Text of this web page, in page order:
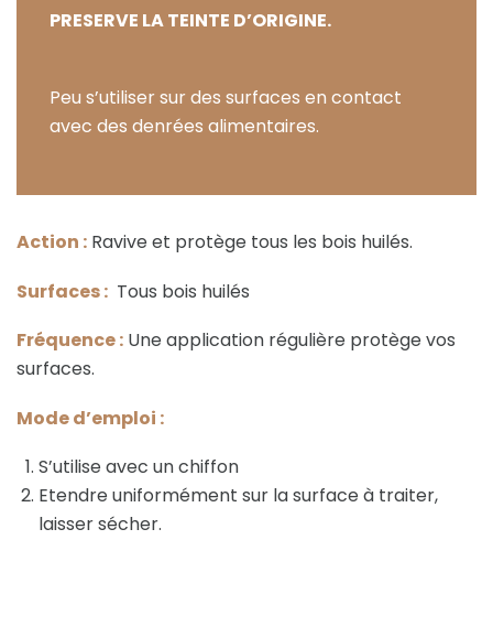
PRESERVE LA TEINTE D’ORIGINE.
Peu s’utiliser sur des surfaces en contact
avec des denrées alimentaires.
Action : Ravive et protège tous les bois huilés.
Surfaces : Tous bois huilés
Fréquence : Une application régulière protège vos
surfaces.
Mode d’emploi :
S’utilise avec un chiffon
Etendre uniformément sur la surface à traiter,
laisser sécher.